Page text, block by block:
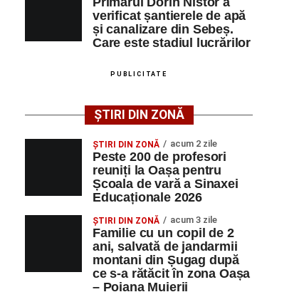
verificat șantierele de apă
și canalizare din Sebeș.
Care este stadiul lucrărilor
PUBLICITATE
ȘTIRI DIN ZONĂ
ȘTIRI DIN ZONĂ acum 2 zile
Peste 200 de profesori
reuniți la Oașa pentru
Școala de vară a Sinaxei
Educaționale 2026
ȘTIRI DIN ZONĂ acum 3 zile
Familie cu un copil de 2
ani, salvată de jandarmii
montani din Șugag după
ce s-a rătăcit în zona Oașa
– Poiana Muierii